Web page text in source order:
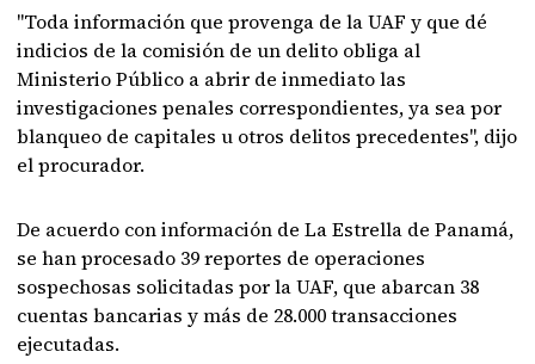
"Toda información que provenga de la UAF y que dé
indicios de la comisión de un delito obliga al
Ministerio Público a abrir de inmediato las
investigaciones penales correspondientes, ya sea por
blanqueo de capitales u otros delitos precedentes", dijo
el procurador.
De acuerdo con información de La Estrella de Panamá,
se han procesado 39 reportes de operaciones
sospechosas solicitadas por la UAF, que abarcan 38
cuentas bancarias y más de 28.000 transacciones
ejecutadas.